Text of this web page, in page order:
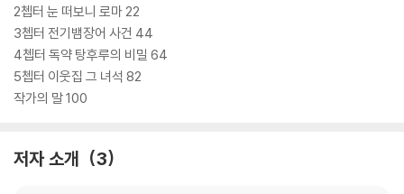
고, 토끼우스와의 티격태격 대화와 로마식 이름에서 오는 유쾌한 웃음은
스토리의 리듬을 가볍고 경쾌하게 만든다. 동시에 주인공은 매번 “도망칠
까, 도와줄까”의 기로 앞에서 선택을 해야 하고, 그 선택들이 쌓이며 한 사
람의 용기와 책임감이 자라난다.
‘이야기’를 따라가게 되고, 그 과정에서 자연스럽게 생명, 몸, 치료, 돌봄에
2쳅터 눈 떠보니 로마 22
3쳅터 전기뱀장어 사건 44
4쳅터 독약 탕후루의 비밀 64
5쳅터 이웃집 그 녀석 82
작가의 말 100
저자 소개 3